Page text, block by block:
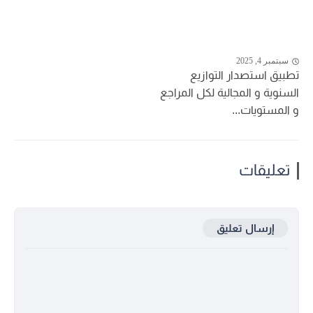
سبتمبر 4, 2025
تطبيق استصدار التوازيع
السنوية و المجالية لكل المراجع
و المستويات...
تعليقات
إرسال تعليق